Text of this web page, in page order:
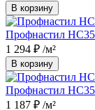
В корзину
Профнастил
1 294 ₽ /м²
В корзину
Профнастил
1 187 ₽ /м²